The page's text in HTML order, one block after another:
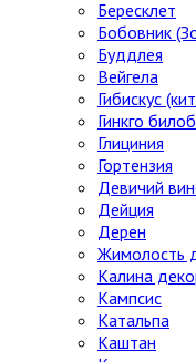
Бересклет
Бобовник
Буддлея
Вейгела
Гибискус
Гинкго
Глициния
Гортензия
Девичий
Дейция
Дерен
Жимолость
Калина
Кампсис
Катальпа
Каштан